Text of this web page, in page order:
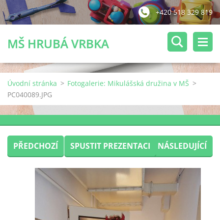
+420 518 329 819
MŠ HRUBÁ VRBKA
Úvodní stránka > Fotogalerie: Mikulášská družina v MŠ >
PC040089.JPG
PŘEDCHOZÍ SPUSTIT PREZENTACI NÁSLEDUJÍCÍ